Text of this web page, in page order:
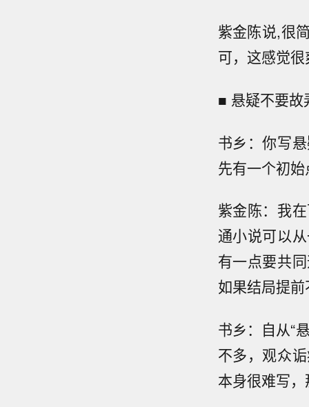
紫金陈说,很
可，这感觉
■ 悬疑不要故
书乡：你写
先有一个初
紫金陈：我
通小说可以
有一点要共
如果结局提
书乡：自从“
不多，观众
本身很难写